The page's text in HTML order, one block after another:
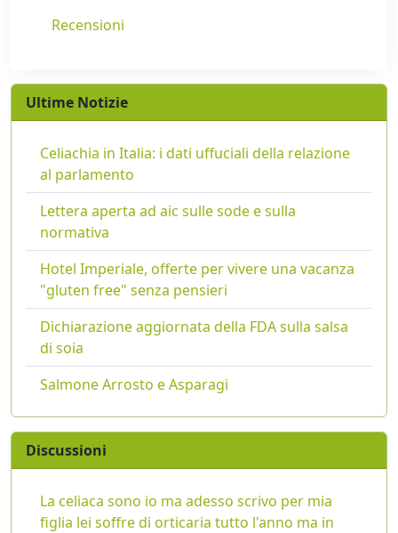
Recensioni
Ultime Notizie
Celiachia in Italia: i dati uffuciali della relazione
al parlamento
Lettera aperta ad aic sulle sode e sulla
normativa
Hotel Imperiale, offerte per vivere una vacanza
"gluten free" senza pensieri
Dichiarazione aggiornata della FDA sulla salsa
di soia
Salmone Arrosto e Asparagi
Discussioni
La celiaca sono io ma adesso scrivo per mia
figlia lei soffre di orticaria tutto l'anno ma in